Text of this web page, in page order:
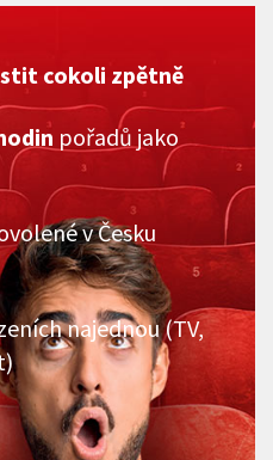
cokoli zpětně
pořadů jako
v Česku
najednou (TV,